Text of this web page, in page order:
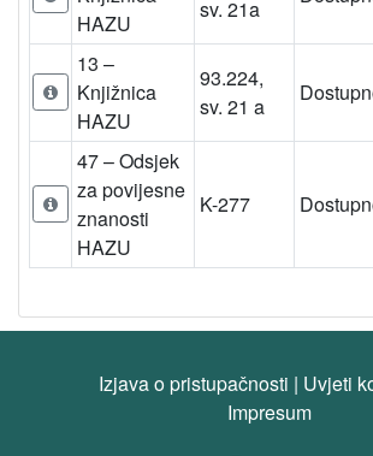
HAZU
sv. 21a
13 –
Knjižnica
HAZU
93.224,
sv. 21 a
47 – Odsjek
za povijesne
znanosti
HAZU
K-277
Izjava o pristupačnosti | Uvjeti
Impresum